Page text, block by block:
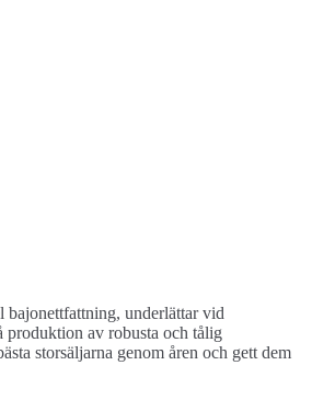
bajonettfattning, underlättar vid
produktion av robusta och tålig
storsäljarna genom åren och gett dem